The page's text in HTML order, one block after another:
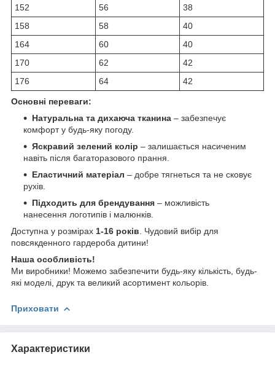
152 56
38
158
58
40
164
60
40
170
62
42
176
64 42
Основні переваги:
Натуральна та дихаюча тканина – забезпечує
комфорт у будь-яку погоду.
Яскравий зелений колір – залишається насиченим
навіть після багаторазового прання.
Еластичний матеріал – добре тягнеться та не сковує
рухів.
Підходить для брендування – можливість
нанесення логотипів і малюнків.
Доступна у розмірах 1-16 років . Чудовий вибір для
повсякденного гардероба дитини!
Наша особливість!
Ми виробники! Можемо забезпечити будь-яку кількість, будь-
які моделі, друк та великий асортимент кольорів.
Приховати
Характеристики